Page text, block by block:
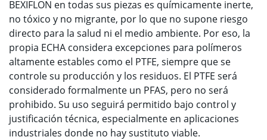
BEXIFLON en todas sus piezas es químicamente inerte,
no tóxico y no migrante, por lo que no supone riesgo
directo para la salud ni el medio ambiente. Por eso, la
propia ECHA considera excepciones para polímeros
altamente estables como el PTFE, siempre que se
controle su producción y los residuos. El PTFE será
considerado formalmente un PFAS, pero no será
prohibido. Su uso seguirá permitido bajo control y
justificación técnica, especialmente en aplicaciones
industriales donde no hay sustituto viable.